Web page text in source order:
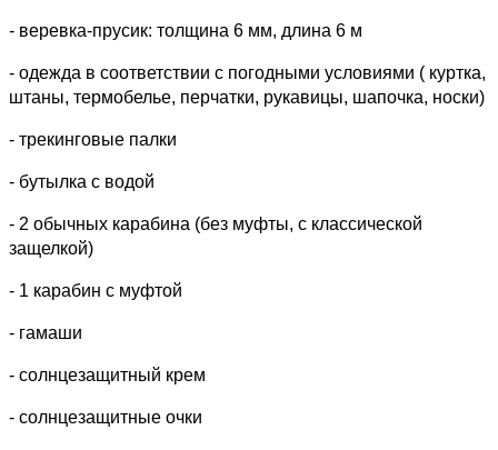
- веревка-прусик: толщина 6 мм, длина 6 м
- одежда в соответствии с погодными условиями ( куртка,
штаны, термобелье, перчатки, рукавицы, шапочка, носки)
- трекинговые палки
- бутылка с водой
- 2 обычных карабина (без муфты, с классической
защелкой)
- 1 карабин с муфтой
- гамаши
- солнцезащитный крем
- солнцезащитные очки